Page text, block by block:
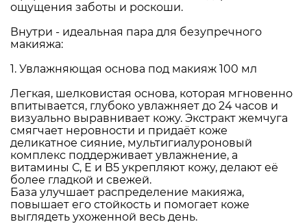
ощущения заботы и роскоши.
Внутри - идеальная пара для безупречного
макияжа:
1. Увлажняющая основа под макияж 100 мл
Легкая, шелковистая основа, которая мгновенно
впитывается, глубоко увлажняет до 24 часов и
визуально выравнивает кожу. Экстракт жемчуга
смягчает неровности и придаёт коже
деликатное сияние, мультигиалуроновый
комплекс поддерживает увлажнение, а
витамины С, Е и В5 укрепляют кожу, делают её
более гладкой и свежей.
База улучшает распределение макияжа,
повышает его стойкость и помогает коже
выглядеть ухоженной весь день.